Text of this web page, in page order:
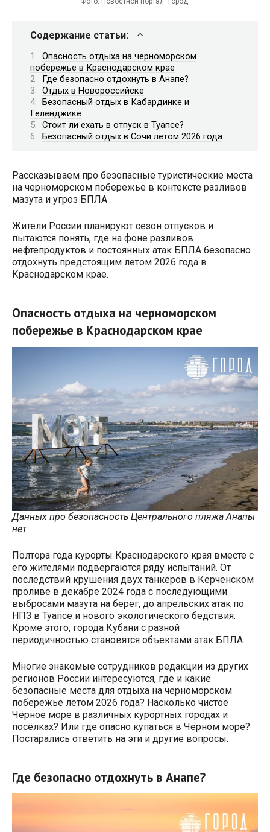
Содержание статьи:
Опасность отдыха на черноморском
побережье в Краснодарском крае
Где безопасно отдохнуть в Анапе?
Отдых в Новороссийске
Безопасный отдых в Кабардинке и
Геленджике
Стоит ли ехать в отпуск в Туапсе?
Безопасный отдых в Сочи летом 2026 года
Рассказываем про безопасные туристические места
на черноморском побережье в контексте разливов
мазута и угроз БПЛА
Жители России планируют сезон отпусков и
пытаются понять, где на фоне разливов
нефтепродуктов и постоянных атак БПЛА безопасно
отдохнуть предстоящим летом 2026 года в
Краснодарском крае.
Опасность отдыха на черноморском
побережье в Краснодарском крае
Данных про безопасность Центрального пляжа Анапы
нет
Полтора года курорты Краснодарского края вместе с
его жителями подвергаются ряду испытаний. От
последствий крушения двух танкеров в Керченском
проливе в декабре 2024 года с последующими
выбросами мазута на берег, до апрельских атак по
НПЗ в Туапсе и нового экологического бедствия.
Кроме этого, города Кубани с разной
периодичностью становятся объектами атак БПЛА.
Многие знакомые сотрудников редакции из других
регионов России интересуются, где и какие
безопасные места для отдыха на черноморском
побережье летом 2026 года? Насколько чистое
Чёрное море в различных курортных городах и
посёлках? Или где опасно купаться в Чёрном море?
Постарались ответить на эти и другие вопросы.
Где безопасно отдохнуть в Анапе?